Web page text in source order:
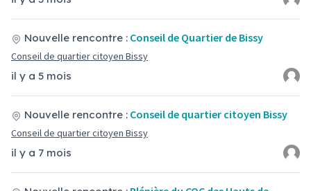
il y a 5 mois
Nouvelle rencontre : Conseil de Quartier de Bissy
Conseil de quartier citoyen Bissy
il y a 7 mois
Nouvelle rencontre : Conseil de quartier citoyen Bissy
Conseil de quartier citoyen Bissy